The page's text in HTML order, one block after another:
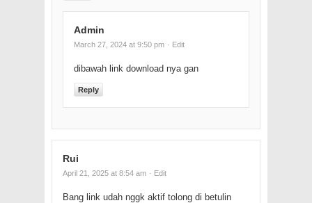
Admin
March 27, 2024 at 9:50 pm · Edit
dibawah link download nya gan
Reply
Rui
April 21, 2025 at 8:54 am · Edit
Bang link udah nggk aktif tolong di betulin